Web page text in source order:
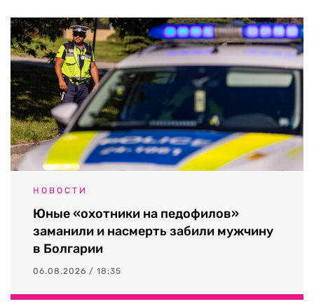
НОВОСТИ
Юные «охотники на педофилов»
заманили и насмерть забили мужчину
в Болгарии
06.08.2026 / 18:35